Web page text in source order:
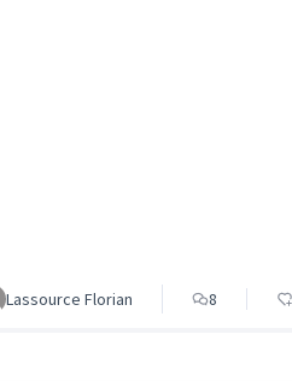
Lassource Florian 8